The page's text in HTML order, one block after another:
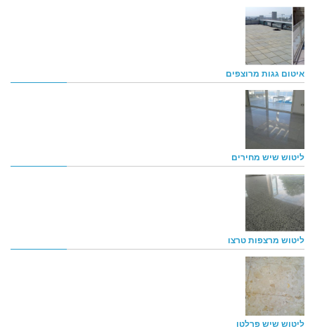
איטום גגות מרוצפים
ליטוש שיש מחירים
ליטוש מרצפות טרצו
ליטוש שיש פרלטו